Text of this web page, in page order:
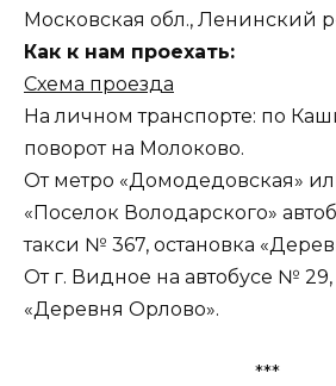
Московская обл., Ленинский
Как к нам проехать:
Схема проезда
На личном транспорте: по
поворот на Молоково.
От метро «Домодедовская»
«Поселок Володарского»
такси № 367, остановка
От г. Видное на автобусе № 29,
«Деревня Орлово».
***